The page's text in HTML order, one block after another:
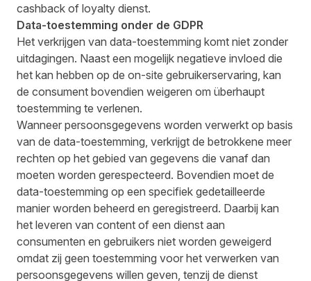
cashback of loyalty dienst.
Data-toestemming onder de GDPR
Het verkrijgen van data-toestemming komt niet zonder
uitdagingen. Naast een mogelijk negatieve invloed die
het kan hebben op de on-site gebruikerservaring, kan
de consument bovendien weigeren om überhaupt
toestemming te verlenen.
Wanneer persoonsgegevens worden verwerkt op basis
van de data-toestemming, verkrijgt de betrokkene meer
rechten op het gebied van gegevens die vanaf dan
moeten worden gerespecteerd. Bovendien moet de
data-toestemming op een specifiek gedetailleerde
manier worden beheerd en geregistreerd. Daarbij kan
het leveren van content of een dienst aan
consumenten en gebruikers niet worden geweigerd
omdat zij geen toestemming voor het verwerken van
persoonsgegevens willen geven, tenzij de dienst